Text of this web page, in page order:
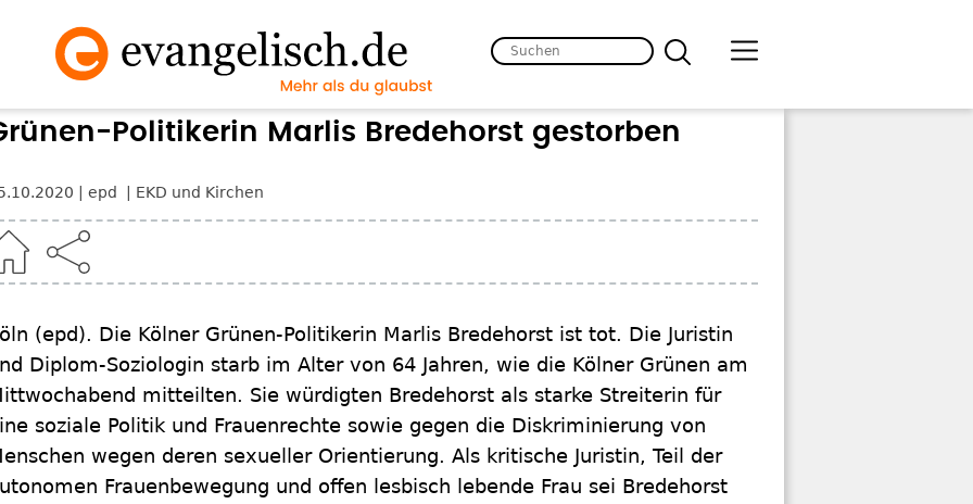
Politikerin Marlis Bredehorst gestorben
epd EKD und Kirchen
(epd). Die Kölner Grünen-Politikerin Marlis Bredehorst ist tot. Die Juristin
Diplom-Soziologin starb im Alter von 64 Jahren, wie die Kölner Grünen am
mitteilten. Sie würdigten Bredehorst als starke Streiterin für
soziale Politik und Frauenrechte sowie gegen die Diskriminierung von
wegen deren sexueller Orientierung. Als kritische Juristin, Teil der
Frauenbewegung und offen lesbisch lebende Frau sei Bredehorst